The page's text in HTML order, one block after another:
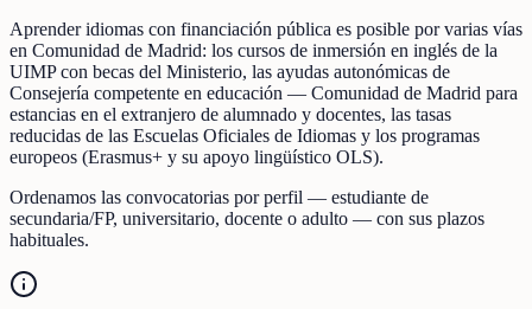
Aprender idiomas con financiación pública es posible por varias vías
en Comunidad de Madrid: los cursos de inmersión en inglés de la
UIMP con becas del Ministerio, las ayudas autonómicas de
Consejería competente en educación — Comunidad de Madrid para
estancias en el extranjero de alumnado y docentes, las tasas
reducidas de las Escuelas Oficiales de Idiomas y los programas
europeos (Erasmus+ y su apoyo lingüístico OLS).
Ordenamos las convocatorias por perfil — estudiante de
secundaria/FP, universitario, docente o adulto — con sus plazos
habituales.